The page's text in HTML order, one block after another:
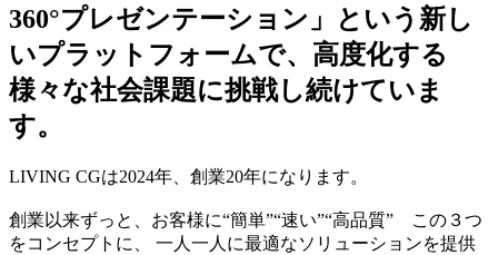
360°プレゼンテーション」という新し
いプラットフォームで、高度化する
様々な社会課題に挑戦し続けていま
す。
LIVING CGは2024年、創業20年になります。
創業以来ずっと、お客様に“簡単”“速い”“高品質” この３つ
をコンセプトに、 一人一人に最適なソリューションを提供